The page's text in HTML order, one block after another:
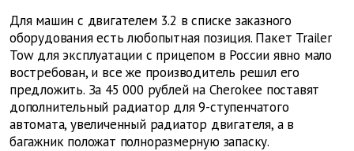
Для машин с двигателем 3.2 в списке заказного
оборудования есть любопытная позиция. Пакет Trailer
Tow для эксплуатации с прицепом в России явно мало
востребован, и все же производитель решил его
предложить. За 45 000 рублей на Cherokee поставят
дополнительный радиатор для 9-ступенчатого
автомата, увеличенный радиатор двигателя, а в
багажник положат полноразмерную запаску.